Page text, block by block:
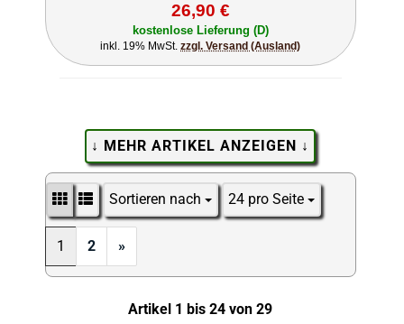
26,90 €
kostenlose Lieferung (D)
inkl. 19% MwSt.zzgl. Versand (Ausland)
↓ MEHR ARTIKEL ANZEIGEN ↓
Sortieren nach
Sortieren nach 24 pro Seite
pro Seite
1 2 »
Artikel 1 bis 24 von 29